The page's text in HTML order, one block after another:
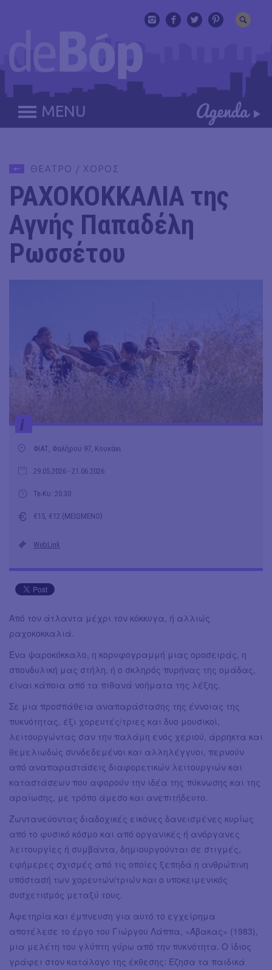
MENU
ΘΕΑΤΡΟ / ΧΟΡΟΣ
ΡΑΧΟΚΟΚΚΑΛΙΑ της
Αγνής Παπαδέλη
Ρωσσέτου
i
ΦΙΑΤ, Φαλήρου 97, Κουκάκι
29.05.2026 - 21.06.2026
Τε-Κυ: 20.30
€15, €12 (ΜΕΙΩΜΕΝΟ)
WebLink
Από τον άτλαντα μέχρι τον κόκκυγα, ή αλλιώς
ραχοκοκκαλιά.
Ένα ψαροκόκκαλο, η κορυφογραμμή μιας οροσειράς, η
σπονδυλική μας στήλη, ή ο σκληρός πυρήνας της ομάδας,
είναι κάποια από τα πιθανά νοήματα της λέξης.
Σε μια προσπάθεια αναπαράστασης της έννοιας της
πυκνότητας, έξι χορευτές/τριες και δυο μουσικοί,
λειτουργώντας σαν την παλάμη ενός χεριού, άρρηκτα και
θεμελιωδώς συνδεδεμένοι και αλληλέγγυοι, περνούν
από αναπαραστάσεις διαφορετικών λειτουργιών και
καταστάσεων που αφορούν την ιδέα της πύκνωσης και της
αραίωσης, με τρόπο άμεσο και ανεπιτήδευτο.
Ζωντανεύοντας διαδοχικές εικόνες δανεισμένες κυρίως
από το φυσικό κόσμο και από οργανικές ή ανόργανες
λειτουργίες ή συμβάντα, δημιουργούνται σε στιγμές,
εφήμερες σχισμές από τις οποίες ξεπηδά η ανθρώπινη
υπόστασή των χορευτών/τριών και ο υποκειμενικός
συσχετισμός μεταξύ τους.
Αφετηρία και έμπνευση για αυτό το εγχείρημα
αποτέλεσε το έργο του Γιώργου Λάππα, «Άβακας» (1983),
μια μελέτη του γλύπτη γύρω από την πυκνότητα. Ο ίδιος
γράφει στον κατάλογο της έκθεσης: Έζησα τα παιδικά